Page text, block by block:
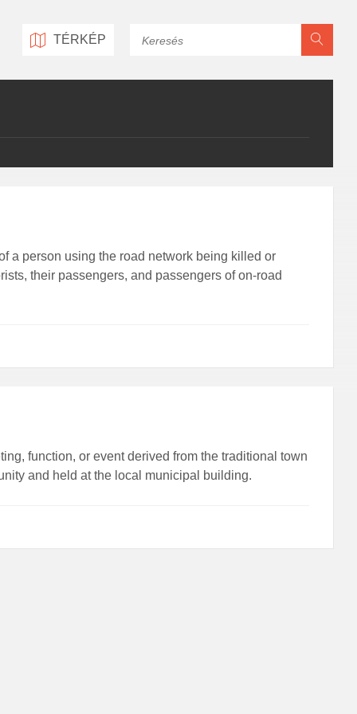
TÉRKÉP
a person using the road network being killed or
their passengers, and passengers of on-road
function, or event derived from the traditional town
and held at the local municipal building.